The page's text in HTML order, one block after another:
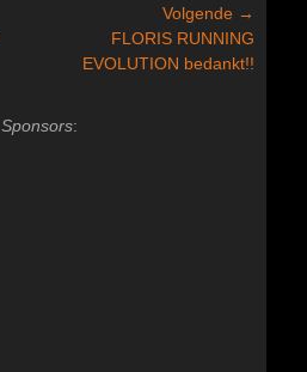
Volgende →
bericht:
FLORIS RUNNING
EVOLUTION bedankt!!
Sponsors: